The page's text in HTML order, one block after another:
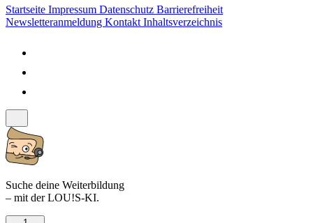
Startseite Impressum Datenschutz Barrierefreiheit
Newsletteranmeldung Kontakt Inhaltsverzeichnis
Suche deine Weiterbildung
– mit der LOU!S-KI.